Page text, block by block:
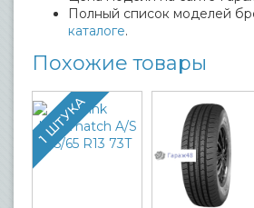
Полный список моделей
каталоге.
Похожие товары
1 ШТУКА